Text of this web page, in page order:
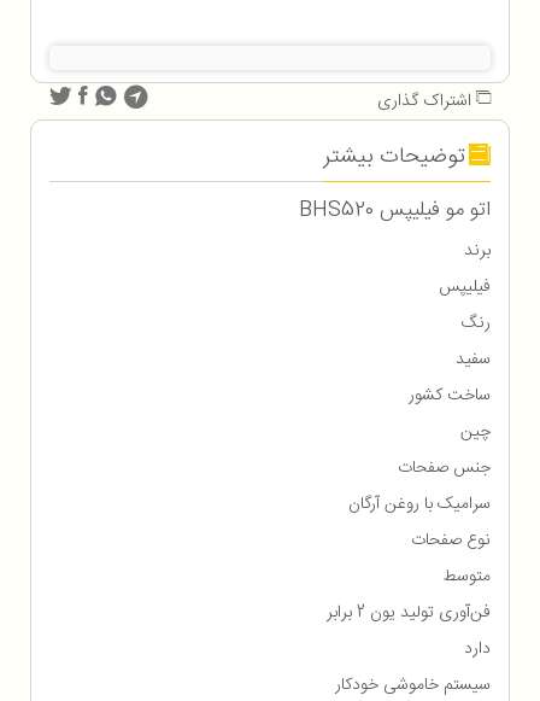
اشتراک گذاری
توضیحات بیشتر
اتو مو فیلیپس BHS520
برند
فیلیپس
رنگ
سفید
ساخت کشور
چین
جنس صفحات
سرامیک با روغن آرگان
نوع صفحات
متوسط
فن‌آوری تولید یون 2 برابر
دارد
سیستم خاموشی خودکار